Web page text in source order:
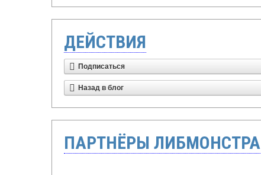
ДЕЙСТВИЯ
Подписаться
Назад в блог
ПАРТНЁРЫ ЛИБМОНСТРА